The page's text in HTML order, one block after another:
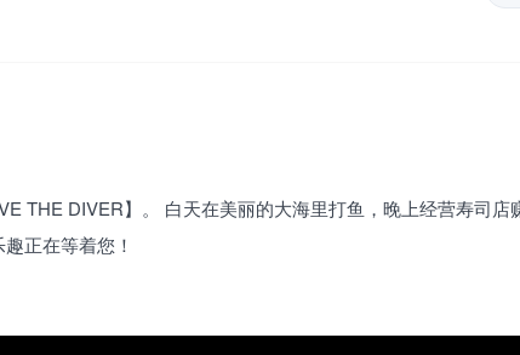
THE DIVER】。 白天在美丽的大海里打鱼，晚上经营寿司店
正在等着您！